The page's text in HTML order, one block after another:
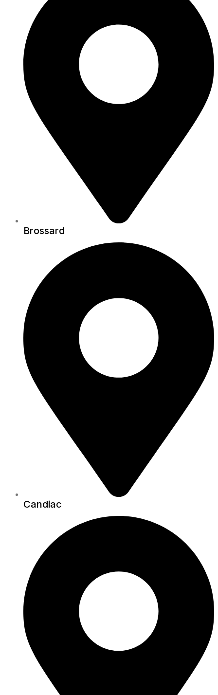
Brossard
Candiac